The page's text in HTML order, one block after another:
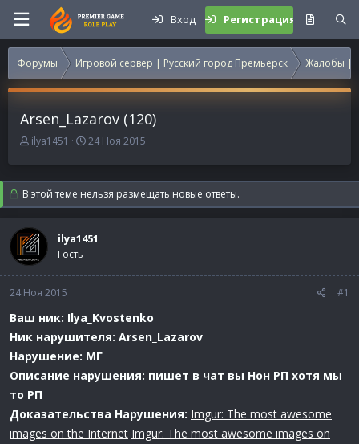
Вход Регистрация
Форумы Игровой сервер | Русский город Премьерск Жалобы |
Arsen_Lazarov (120)
А
т
о
р
т
е
м
ы
ilya1451
Д
т
а
н
а
а
24 Ноя 2015
В этой теме нельзя размещать новые ответы.
ilya1451
Гость
24 Ноя 2015 #1
Ваш ник: Ilya_Kvostenko
Ник нарушителя: Arsen_Lazarov
Нарушение: МГ
Описание нарушения: пишет в чат вы Нон РП хотя мы
то РП
Доказательства Нарушения: Imgur: The most awesome
images on the Internet Imgur: The most awesome images on